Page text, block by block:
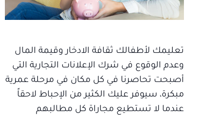
تعليمك لأطفالك ثقافة الادخار وقيمة المال
وعدم الوقوع في شرك الإعلانات التجارية التي
أصبحت تحاصرنا في كل مكان في مرحلة عمرية
مبكرة، سيوفر عليك الكثير من الإحباط لاحقاً
عندما لا تستطيع مجاراة كل مطالبهم